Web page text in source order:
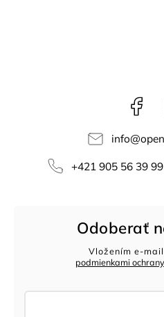
info@
+421 905 56 39
Odoberať
Vložením e-
podmienkami